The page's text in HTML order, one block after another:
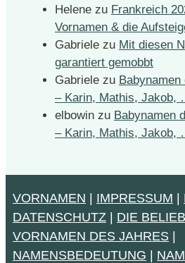
Helene zu Frankreich
Vornamen & die
Gabriele zu Mit diesen
garantiert gemobbt
Gabriele zu
– Karin, Mathis, Jakob,
elbowin zu Babynamen
– Karin, Mathis, Jakob,
VORNAMEN | IMPRESSUM |
DATENSCHUTZ | DIE
VORNAMEN DES JAHRES |
NAMENSBEDEUTUNG |